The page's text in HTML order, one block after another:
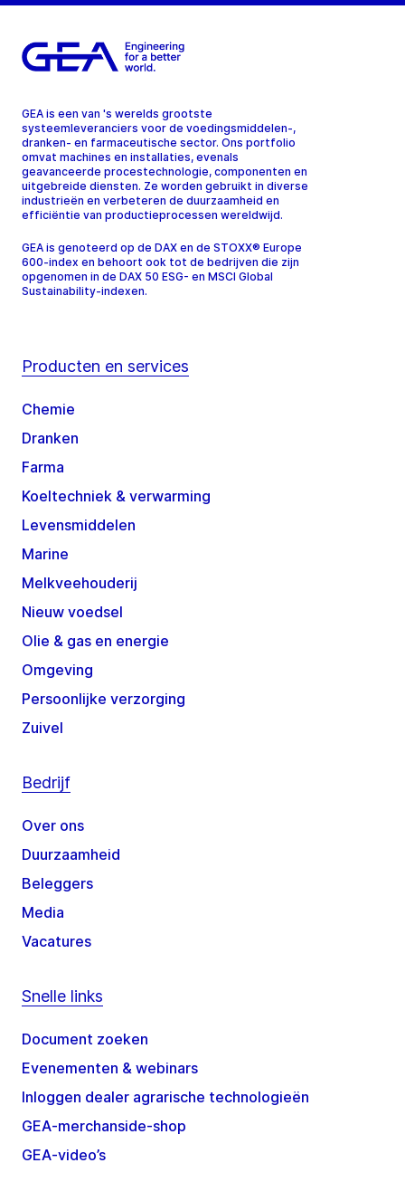
GEA is een van 's werelds grootste
systeemleveranciers voor de voedingsmiddelen-,
dranken- en farmaceutische sector. Ons portfolio
omvat machines en installaties, evenals
geavanceerde procestechnologie, componenten en
uitgebreide diensten. Ze worden gebruikt in diverse
industrieën en verbeteren de duurzaamheid en
efficiëntie van productieprocessen wereldwijd.
GEA is genoteerd op de DAX en de STOXX® Europe
600-index en behoort ook tot de bedrijven die zijn
opgenomen in de DAX 50 ESG- en MSCI Global
Sustainability-indexen.
Producten en services
Chemie
Dranken
Farma
Koeltechniek & verwarming
Levensmiddelen
Marine
Melkveehouderij
Nieuw voedsel
Olie & gas en energie
Omgeving
Persoonlijke verzorging
Zuivel
Bedrijf
Over ons
Duurzaamheid
Beleggers
Media
Vacatures
Snelle links
Document zoeken
Evenementen & webinars
Inloggen dealer agrarische technologieën
GEA-merchanside-shop
GEA-video’s